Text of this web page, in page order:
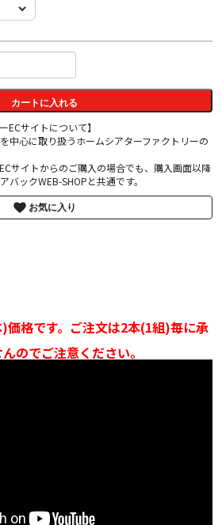
カートに入れる
ECサイトについて】
中心に取り扱うホームシアターファクトリーの
サイトからのご購入の場合でも、購入画面以降
ックWEB-SHOPと共通です。
お気に入り
格です。ご注文は2本(1組)毎に承
のでご注意ください。